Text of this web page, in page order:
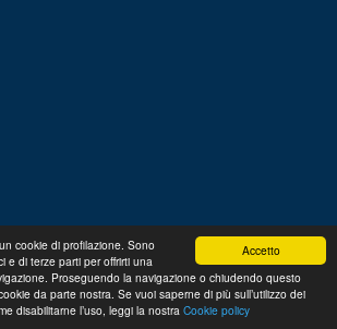
Accetto
cookie di profilazione. Sono
e di terze parti per offrirti una
Proseguendo la navigazione o chiudendo questo
da parte nostra. Se vuoi saperne di più sull’utilizzo dei
disabilitarne l’uso, leggi la nostra Cookie policy
Privacy Domande frequenti
Cookie
policy
Copyright © 2026 Advance S.r.L.